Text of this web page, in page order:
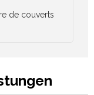
de couverts